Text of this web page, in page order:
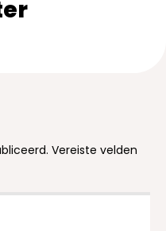
Vereiste velden